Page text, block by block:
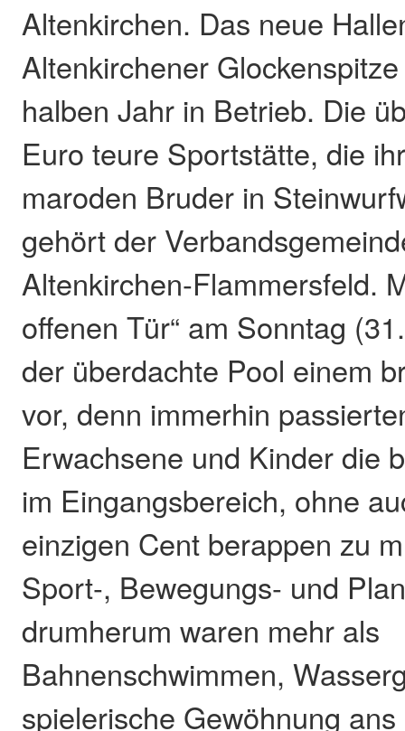
Altenkirchen. Das neue
Altenkirchener
halben Jahr in Betrieb. Die
Euro teure Sportstätte, die
maroden Bruder in
gehört der
Altenkirchen-Flammersfeld.
offenen Tür“ am Sonntag
der überdachte Pool einem
vor, denn immerhin
Erwachsene und Kinder die
im Eingangsbereich, ohne
einzigen Cent berappen zu
Sport-, Bewegungs- und
drumherum waren mehr als
Bahnenschwimmen,
spielerische Gewöhnung